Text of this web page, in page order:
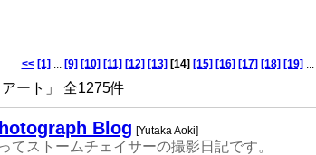
<< [1] ... [9] [10] [11] [12] [13] [14] [15] [16] [17] [18] [19] ...
ート」 全1275件
Blog [Yutaka Aoki]
てストームチェイサーの撮影日記です。